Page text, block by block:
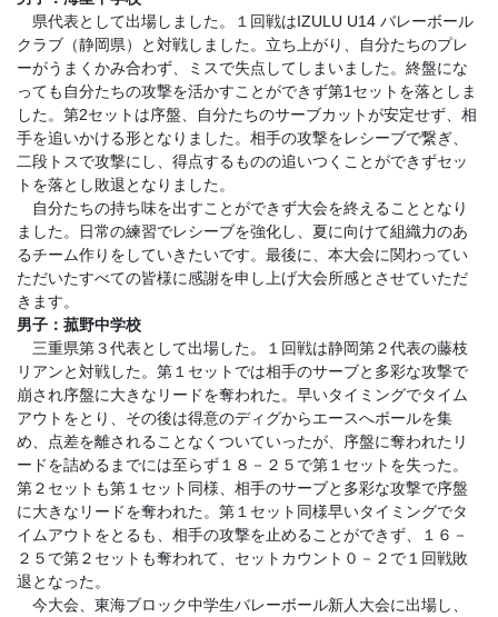
県代表として出場しました。１回戦はIZULU U14 バレーボール
クラブ（静岡県）と対戦しました。立ち上がり、自分たちのプレ
ーがうまくかみ合わず、ミスで失点してしまいました。終盤にな
っても自分たちの攻撃を活かすことができず第1セットを落としま
した。第2セットは序盤、自分たちのサーブカットが安定せず、相
手を追いかける形となりました。相手の攻撃をレシーブで繋ぎ、
二段トスで攻撃にし、得点するものの追いつくことができずセッ
トを落とし敗退となりました。
自分たちの持ち味を出すことができず大会を終えることとなり
ました。日常の練習でレシーブを強化し、夏に向けて組織力のあ
るチーム作りをしていきたいです。最後に、本大会に関わってい
ただいたすべての皆様に感謝を申し上げ大会所感とさせていただ
きます。
男子：菰野中学校
三重県第３代表として出場した。１回戦は静岡第２代表の藤枝
リアンと対戦した。第１セットでは相手のサーブと多彩な攻撃で
崩され序盤に大きなリードを奪われた。早いタイミングでタイム
アウトをとり、その後は得意のディグからエースへボールを集
め、点差を離されることなくついていったが、序盤に奪われたリ
ードを詰めるまでには至らず１８－２５で第１セットを失った。
第２セットも第１セット同様、相手のサーブと多彩な攻撃で序盤
に大きなリードを奪われた。第１セット同様早いタイミングでタ
イムアウトをとるも、相手の攻撃を止めることができず、１６－
２５で第２セットも奪われて、セットカウント０－２で１回戦敗
退となった。
今大会、東海ブロック中学生バレーボール新人大会に出場し、